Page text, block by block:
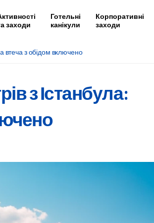
заходи
Готельні
канікули
Корпоративні
заходи
втеча з обідом включено
з Істанбула: